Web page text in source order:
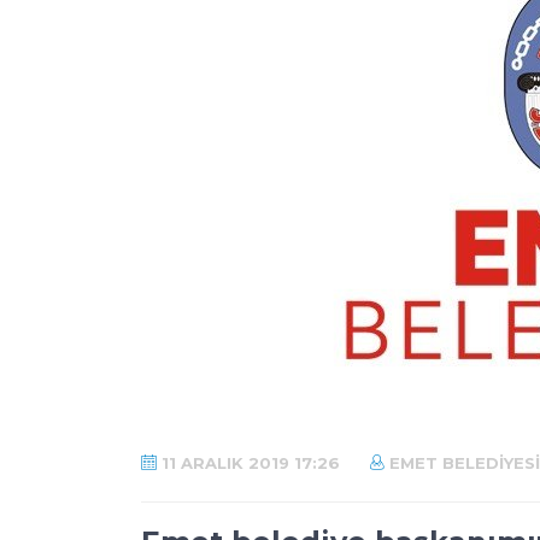
11 ARALIK 2019 17:26 EMET BELEDIYESI